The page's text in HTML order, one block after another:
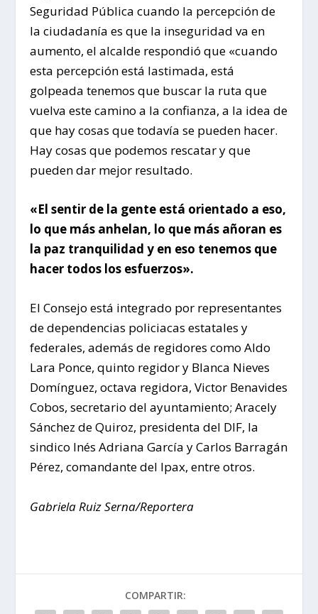
Seguridad Pública cuando la percepción de
la ciudadanía es que la inseguridad va en
aumento, el alcalde respondió que «cuando
esta percepción está lastimada, está
golpeada tenemos que buscar la ruta que
vuelva este camino a la confianza, a la idea de
que hay cosas que todavía se pueden hacer.
Hay cosas que podemos rescatar y que
pueden dar mejor resultado.
«El sentir de la gente está orientado a eso,
lo que más anhelan, lo que más añoran es
la paz tranquilidad y en eso tenemos que
hacer todos los esfuerzos».
El Consejo está integrado por representantes
de dependencias policiacas estatales y
federales, además de regidores como Aldo
Lara Ponce, quinto regidor y Blanca Nieves
Domínguez, octava regidora, Victor Benavides
Cobos, secretario del ayuntamiento; Aracely
Sánchez de Quiroz, presidenta del DIF, la
sindico Inés Adriana García y Carlos Barragán
Pérez, comandante del Ipax, entre otros.
Gabriela Ruiz Serna/Reportera
COMPARTIR: